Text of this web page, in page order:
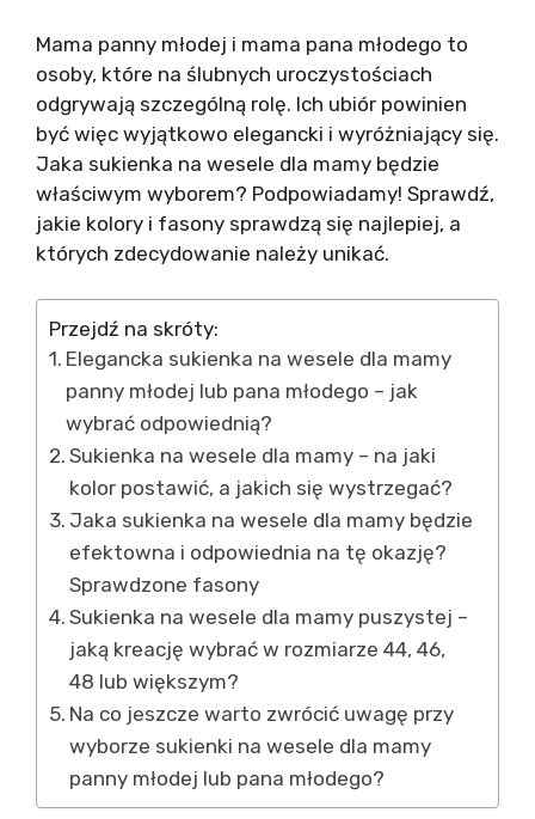
Mama panny młodej i mama pana młodego to
osoby, które na ślubnych uroczystościach
odgrywają szczególną rolę. Ich ubiór powinien
być więc wyjątkowo elegancki i wyróżniający się.
Jaka sukienka na wesele dla mamy będzie
właściwym wyborem? Podpowiadamy! Sprawdź,
jakie kolory i fasony sprawdzą się najlepiej, a
których zdecydowanie należy unikać.
Przejdź na skróty:
Elegancka sukienka na wesele dla mamy
panny młodej lub pana młodego – jak
wybrać odpowiednią?
Sukienka na wesele dla mamy – na jaki
kolor postawić, a jakich się wystrzegać?
Jaka sukienka na wesele dla mamy będzie
efektowna i odpowiednia na tę okazję?
Sprawdzone fasony
Sukienka na wesele dla mamy puszystej –
jaką kreację wybrać w rozmiarze 44, 46,
48 lub większym?
Na co jeszcze warto zwrócić uwagę przy
wyborze sukienki na wesele dla mamy
panny młodej lub pana młodego?